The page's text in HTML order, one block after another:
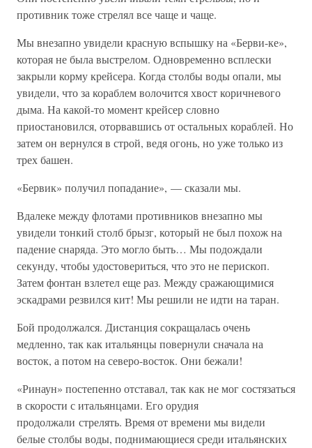
противник тоже стрелял все чаще и чаще.
Мы внезапно увидели красную вспышку на «Берви-ке»,
которая не была выстрелом. Одновременно всплески
закрыли корму крейсера. Когда столбы воды опали, мы
увидели, что за кораблем волочится хвост коричневого
дыма. На какой-то момент крейсер словно
приостановился, оторвавшись от остальных кораблей. Но
затем он вернулся в строй, ведя огонь, но уже только из
трех башен.
«Бервик» получил попадание», — сказали мы.
Вдалеке между флотами противников внезапно мы
увидели тонкий столб брызг, который не был похож на
падение снаряда. Это могло быть… Мы подождали
секунду, чтобы удостовериться, что это не перископ.
Затем фонтан взлетел еще раз. Между сражающимися
эскадрами резвился кит! Мы решили не идти на таран.
Бой продолжался. Дистанция сокращалась очень
медленно, так как итальянцы повернули сначала на
восток, а потом на северо-восток. Они бежали!
«Ринаун» постепенно отставал, так как не мог состязаться
в скорости с итальянцами. Его орудия
продолжали стрелять. Время от времени мы видели
белые столбы воды, поднимающиеся среди итальянских